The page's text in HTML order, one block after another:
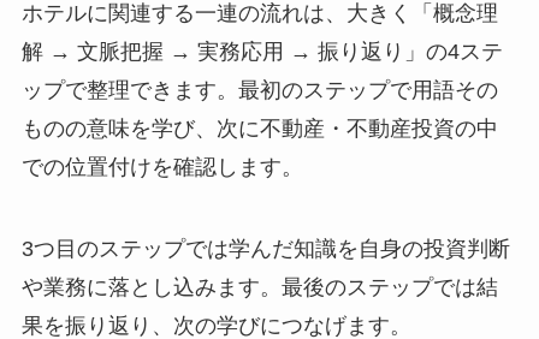
ホテルに関連する一連の流れは、大きく「概念理
解 → 文脈把握 → 実務応用 → 振り返り」の4ステ
ップで整理できます。最初のステップで用語その
ものの意味を学び、次に不動産・不動産投資の中
での位置付けを確認します。
3つ目のステップでは学んだ知識を自身の投資判断
や業務に落とし込みます。最後のステップでは結
果を振り返り、次の学びにつなげます。